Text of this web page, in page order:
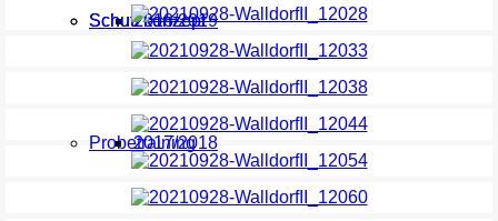
Schutzkonzept
Probetraining
2018/2019
2017/2018
Schutzkonzept